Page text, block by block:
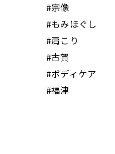
#宗像
#もみほぐし
#肩こり
#古賀
#ボディケア
#福津